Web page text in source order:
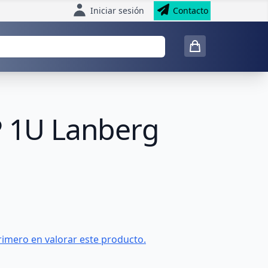
Iniciar sesión Contacto
1U Lanberg
en valorar este producto.